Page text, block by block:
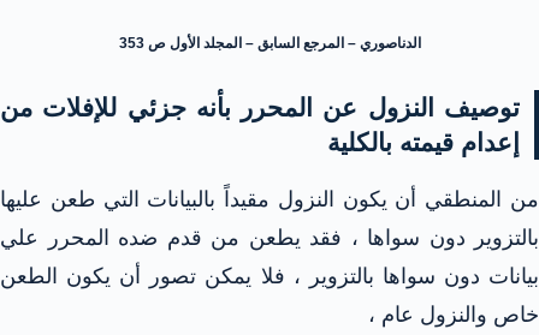
الدناصوري – المرجع السابق – المجلد الأول ص 353
توصيف النزول عن المحرر بأنه جزئي للإفلات من
إعدام قيمته بالكلية
من المنطقي أن يكون النزول مقيداً بالبيانات التي طعن عليها
بالتزوير دون سواها ، فقد يطعن من قدم ضده المحرر علي
بيانات دون سواها بالتزوير ، فلا يمكن تصور أن يكون الطعن
خاص والنزول عام ،